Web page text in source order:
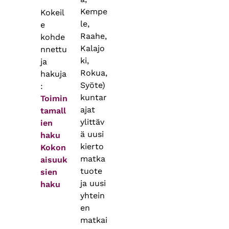
Kokeil
e
kohde
nnettu
ja
hakuja
:
Toimin
tamall
ien
haku
Kokon
aisuuk
sien
haku
Kempe
le,
Raahe,
Kalajo
ki,
Rokua,
Syöte)
kuntar
ajat
ylittäv
ä uusi
kierto
matka
tuote
ja uusi
yhtein
en
matkai